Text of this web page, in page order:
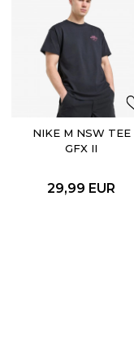
NIKE M NSW TEE
GFX II
29,99 EUR